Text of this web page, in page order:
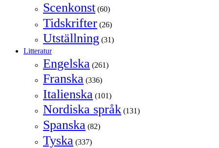
Scenkonst (60)
Tidskrifter (26)
Utställning (31)
Litteratur
Engelska (261)
Franska (336)
Italienska (101)
Nordiska språk (131)
Spanska (82)
Tyska (337)